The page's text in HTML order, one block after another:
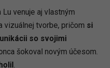
venuje aj vlastným
vizuálnej tvorbe, pričom si
so svojimi
šokoval novým účesom.